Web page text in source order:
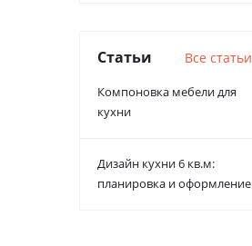
Статьи Все статьи
Компоновка мебели для
кухни
Дизайн кухни 6 кв.м:
планировка и оформление